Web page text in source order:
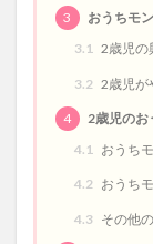
3
おうちモ
3.1 2歳児の
3.2 2歳児が
4
2歳児のお
4.1
おうち
4.2 おうち
4.3 その他